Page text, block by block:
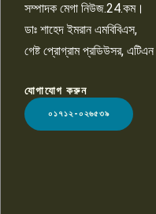
LOGO
সম্পাদক মেগা নিউজ.24.কম।
ডাঃ শাহেদ ইমরান এমবিবিএস,
গেষ্ট প্রোগ্রাম প্রডিউসর, এটিএন
যোগাযোগ করুন
০১৭১২-০২৬৫৩৯